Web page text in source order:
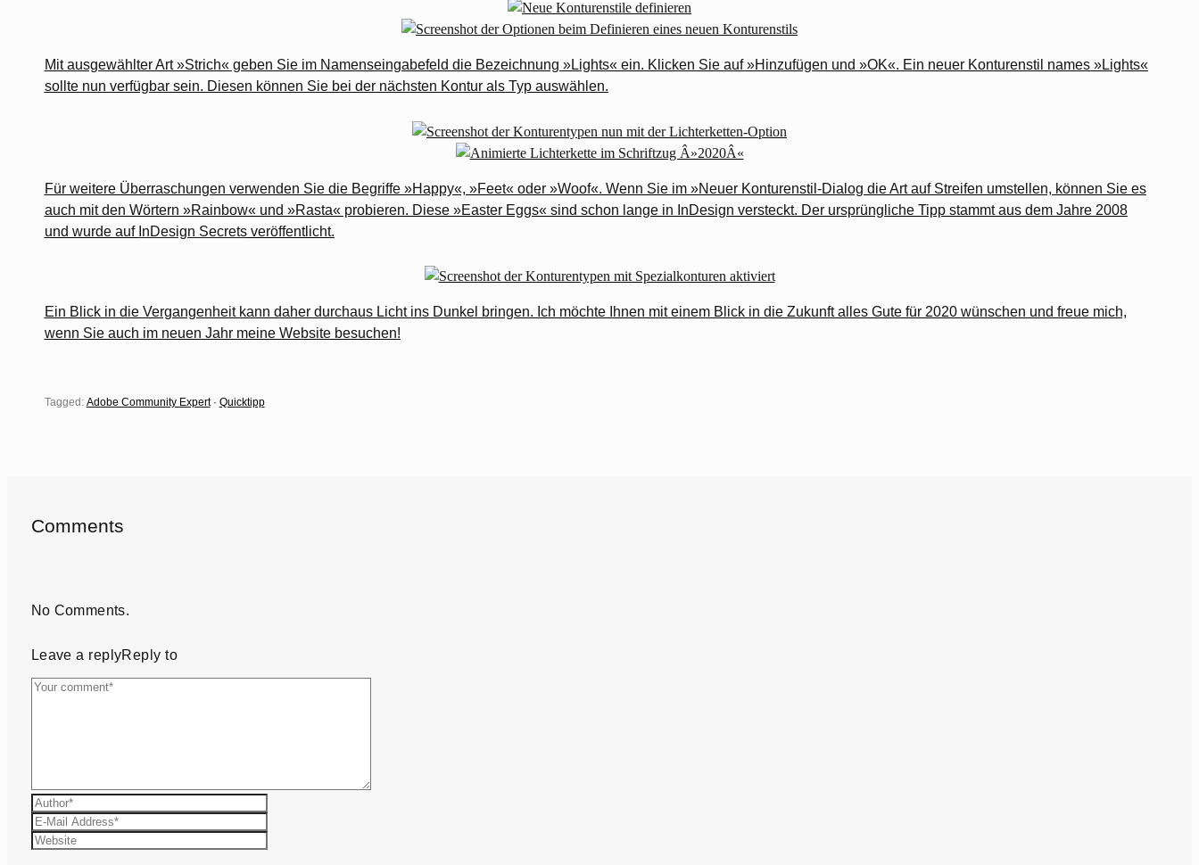
Mit ausgewählter Art »Strich« geben Sie im Namenseingabefeld die Bezeichnung »Lights« ein. Klicken Sie auf »Hinzufügen und »OK«. Ein neuer Konturenstil names »Lights«
sollte nun verfügbar sein. Diesen können Sie bei der nächsten Kontur als Typ auswählen.
Für weitere Überraschungen verwenden Sie die Begriffe »Happy«, »Feet« oder »Woof«. Wenn Sie im »Neuer Konturenstil-Dialog die Art auf Streifen umstellen, können Sie es
auch mit den Wörtern »Rainbow« und »Rasta« probieren. Diese »Easter Eggs« sind schon lange in InDesign versteckt. Der ursprüngliche Tipp stammt aus dem Jahre 2008
und wurde auf InDesign Secretsveröffentlicht.
Ein Blick in die Vergangenheit kann daher durchaus Licht ins Dunkel bringen. Ich möchte Ihnen mit einem Blick in die Zukunft alles Gute für 2020 wünschen und freue mich,
wenn Sie auch im neuen Jahr meine Website besuchen!
Tagged: Adobe Community Expert· Quicktipp
Comments
No Comments.
Leave a replyReply to